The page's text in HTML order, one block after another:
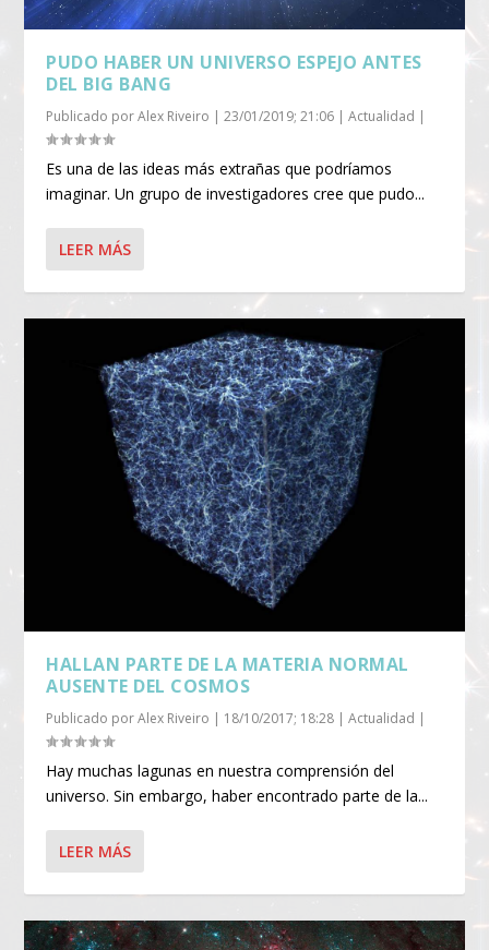
PUDO HABER UN UNIVERSO ESPEJO ANTES
DEL BIG BANG
Publicado porAlex Riveiro |23/01/2019; 21:06 |Actualidad |
Es una de las ideas más extrañas que podríamos
imaginar. Un grupo de investigadores cree que pudo...
LEER MÁS
HALLAN PARTE DE LA MATERIA NORMAL
AUSENTE DEL COSMOS
Publicado porAlex Riveiro | 18/10/2017; 18:28 |Actualidad |
Hay muchas lagunas en nuestra comprensión del
universo. Sin embargo, haber encontrado parte de la...
LEER MÁS